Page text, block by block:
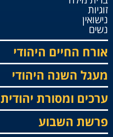
זוגיות
נישואין
נשים
אורח החיים היהודי
מעגל השנה היהודי
ערכים ומסורת יהודית
פרשת השבוע